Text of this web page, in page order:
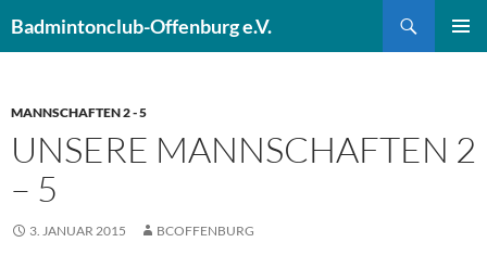
Inhalt
Badmintonclub-Offenburg e.V.
MANNSCHAFTEN 2 - 5
UNSERE MANNSCHAFTEN 2
– 5
3. JANUAR 2015 BCOFFENBURG